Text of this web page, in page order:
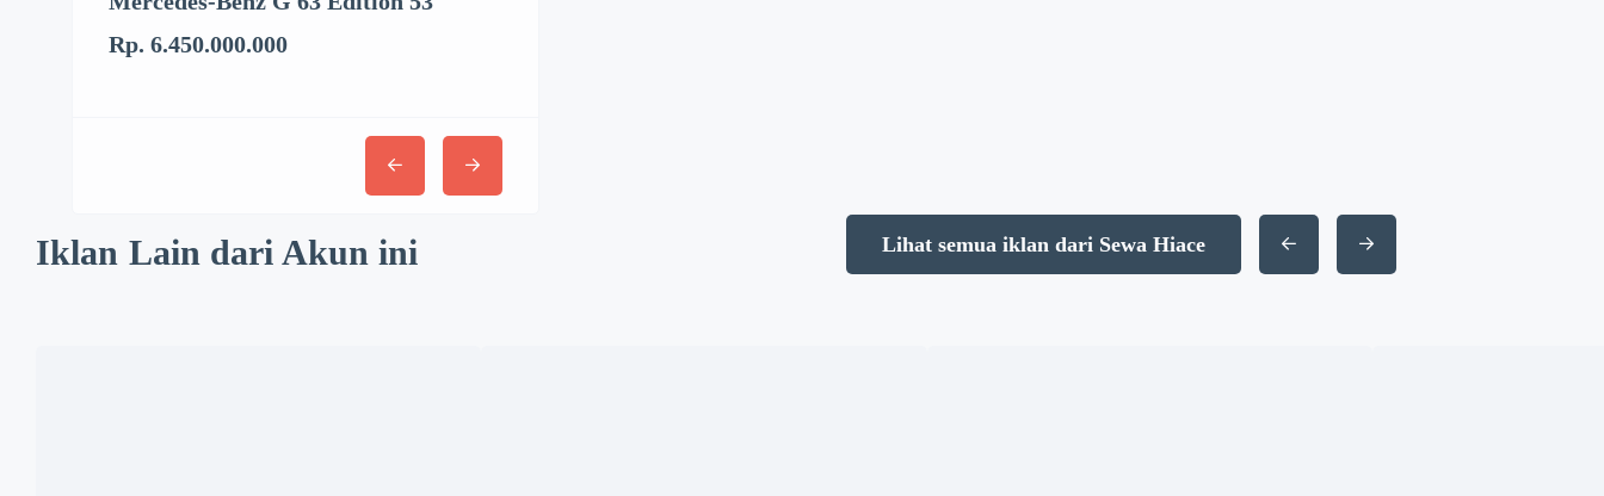
Rp. 6.450.000.000
Iklan Lain dari Akun ini Lihat semua iklan dari Sewa Hiace